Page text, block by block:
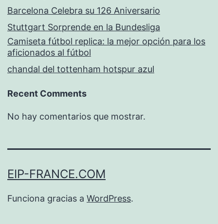
Barcelona Celebra su 126 Aniversario
Stuttgart Sorprende en la Bundesliga
Camiseta fútbol replica: la mejor opción para los
aficionados al fútbol
chandal del tottenham hotspur azul
Recent Comments
No hay comentarios que mostrar.
EIP-FRANCE.COM
Funciona gracias a WordPress.